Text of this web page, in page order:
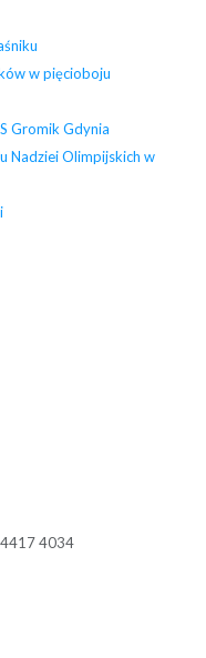
w pięcioboju
Gromik Gdynia
Nadziei Olimpijskich w
4034